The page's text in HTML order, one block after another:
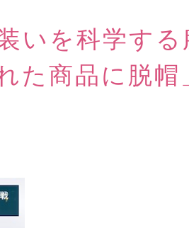
いを科学す
た商品に脱